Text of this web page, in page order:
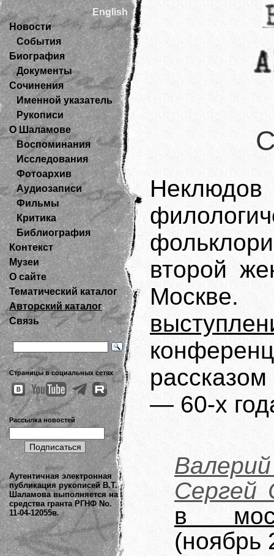
English
Новости
События
Биография
Документы
Сочинения
Именной указатель
Рукописи
О Шаламове
Воспоминания
Исследования
Фотоархив
Аудиозаписи
Фильмы
Критика
Библиография
Контекст
Музеи
О сайте
Тематический каталог
Авторский каталог
Связь
Страницы в социальных сетях
Рассылка новостей
Аутентичная электронная
публикация рукописей В.Т.
Шаламова выполняется на
средства гранта РГНФ No.
11-04-12055в.
второй
— 60-х
Сергей
в
(ноябрь